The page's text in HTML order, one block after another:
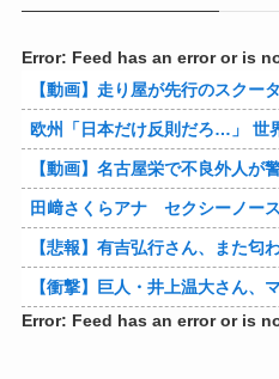
Error: Feed has an error or is
【動画】走り屋が先行のスクータ
欧州「日本だけ反則だろ…」 世界の『日本
【動画】名古屋栄で不良外人が警察
田﨑さくらアナ セクシーノー
【悲報】有吉弘行さん、また匂わ
【衝撃】巨人・井上温大さん
Error: Feed has an error or is